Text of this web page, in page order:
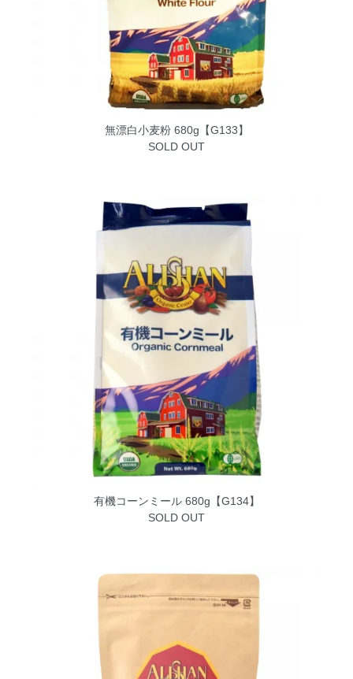
無漂白小麦粉 680g【G133】
SOLD OUT
有機コーンミール 680g【G134】
SOLD OUT